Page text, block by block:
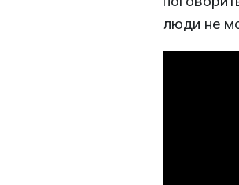
люди не